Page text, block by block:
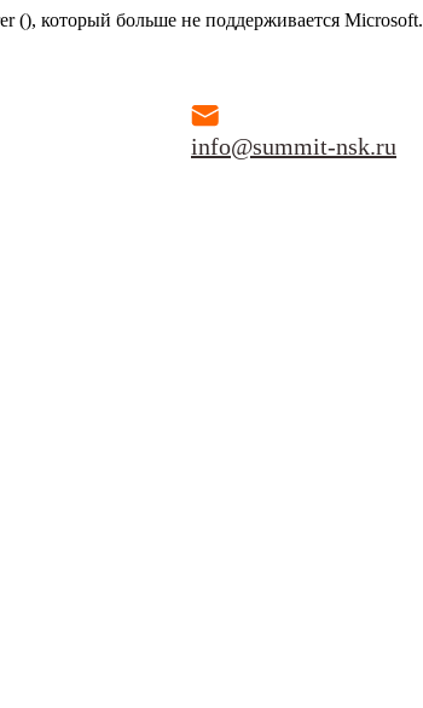
(), который больше не поддерживается Microsoft.
info@summit-nsk.ru